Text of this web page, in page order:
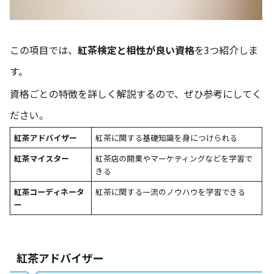
この項目では、 紅茶検定と相性が良い資格を3つ紹介しま
す。
資格ごとの特徴を詳しく解説するので、ぜひ参考にしてく
ださい。
紅茶アドバイザー
紅茶に関する基礎知識を身につけられる
紅茶マイスター
紅茶店の開業やマーケティングなどを学習で
きる
紅茶コーディネータ
ー
紅茶に関する一流のノウハウを学習できる
紅茶アドバイザー